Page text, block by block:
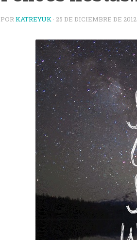
PORKATREYUK · 25 DE DICIEMBRE DE 2012